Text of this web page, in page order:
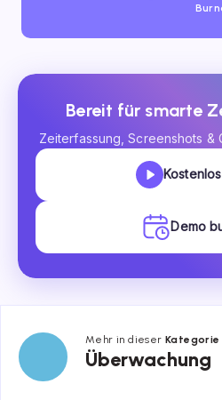
Bereit für smarte
Zeiterfassung, Screenshots &
Demo
Mehr in dieser Kategorie
Überwachung
Überwachung